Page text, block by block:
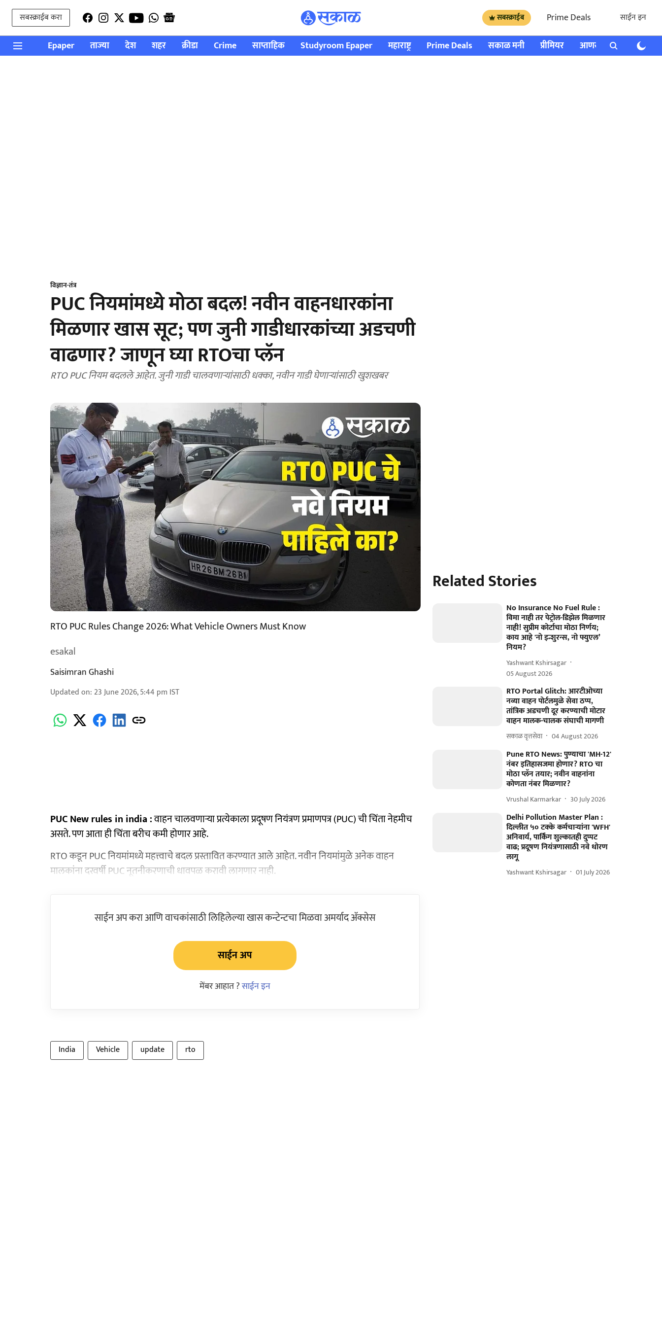
सबस्क्राईब करा सबस्क्राईब Prime Deals साईन इन
Epaper ताज्या देश शहर क्रीडा Crime साप्ताहिक Studyroom Epaper महाराष्ट्र Prime Deals सकाळ मनी प्रीमियर आणखी राशी भविष्य
विज्ञान-तंत्र
PUC नियमांमध्ये मोठा बदल! नवीन वाहनधारकांना
मिळणार खास सूट; पण जुनी गाडीधारकांच्या अडचणी
वाढणार? जाणून घ्या RTOचा प्लॅन
RTO PUC नियम बदलले आहेत. जुनी गाडी चालवणाऱ्यांसाठी धक्का, नवीन गाडी घेणाऱ्यांसाठी खुशखबर
RTO PUC Rules Change 2026: What Vehicle Owners Must Know
esakal
Saisimran Ghashi
Updated on: 23 June 2026, 5:44 pm IST
PUC New rules in india :वाहन चालवणाऱ्या प्रत्येकाला प्रदूषण नियंत्रण प्रमाणपत्र (PUC) ची चिंता नेहमीच
असते. पण आता ही चिंता बरीच कमी होणार आहे.
RTO कडून PUC नियमांमध्ये महत्त्वाचे बदल प्रस्तावित करण्यात आले आहेत. नवीन नियमांमुळे अनेक वाहन
मालकांना दरवर्षी PUC नूतनीकरणाची धावपळ करावी लागणार नाही.
साईन अप करा आणि वाचकांसाठी लिहिलेल्या खास कन्टेन्टचा मिळवा अमर्याद ॲक्सेस
साईन अप
मेंबर आहात ?साईन इन
India Vehicle update rto
Related Stories
No Insurance No Fuel Rule :
विमा नाही तर पेट्रोल-डिझेल मिळणार
नाही! सुप्रीम कोर्टाचा मोठा निर्णय;
काय आहे 'नो इन्शुरन्स, नो फ्युएल’
नियम?
Yashwant Kshirsagar
05 August 2026
RTO Portal Glitch: आरटीओच्या
नव्या वाहन पोर्टलमुळे सेवा ठप्प,
तांत्रिक अडचणी दूर करण्याची मोटार
वाहन मालक-चालक संघाची मागणी
सकाळ वृत्तसेवा 04 August 2026
Pune RTO News: पुण्याचा 'MH-12'
नंबर इतिहासजमा होणार? RTO चा
मोठा प्लॅन तयार; नवीन वाहनांना
कोणता नंबर मिळणार?
Vrushal Karmarkar 30 July 2026
Delhi Pollution Master Plan :
दिल्लीत ५० टक्के कर्मचाऱ्यांना 'WFH'
अनिवार्य, पार्किंग शुल्कातही दुप्पट
वाढ; प्रदूषण नियंत्रणासाठी नवे धोरण
लागू
Yashwant Kshirsagar 01 July 2026